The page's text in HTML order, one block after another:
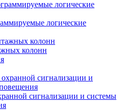
логические
колонн
сигнализации и системы